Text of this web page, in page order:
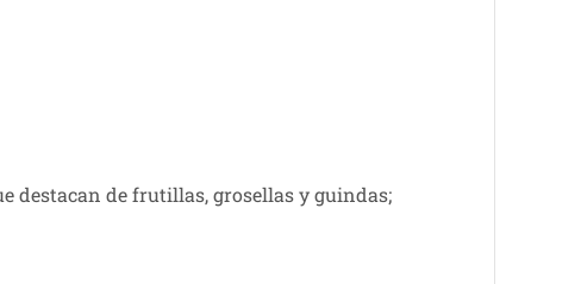
destacan de frutillas, grosellas y guindas;